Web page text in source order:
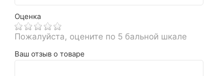
Оценка
Пожалуйста, оцените по 5 бальной шкале
Ваш отзыв о товаре